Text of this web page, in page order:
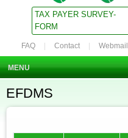
TAX PAYER SURVEY-
FORM
FAQ Contact Webmail
MENU
EFDMS